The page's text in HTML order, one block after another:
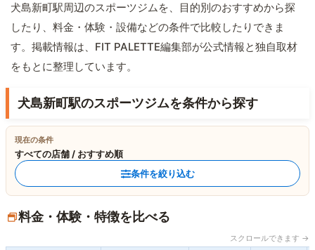
犬島新町駅周辺のスポーツジムを、目的別のおすすめから探
したり、料金・体験・設備などの条件で比較したりできま
す。掲載情報は、FIT PALETTE編集部が公式情報と独自取材
をもとに整理しています。
犬島新町駅のスポーツジムを条件から探す
現在の条件
すべての店舗 / おすすめ順
条件を絞り込む
料金・体験・特徴を比べる
スクロールできます →